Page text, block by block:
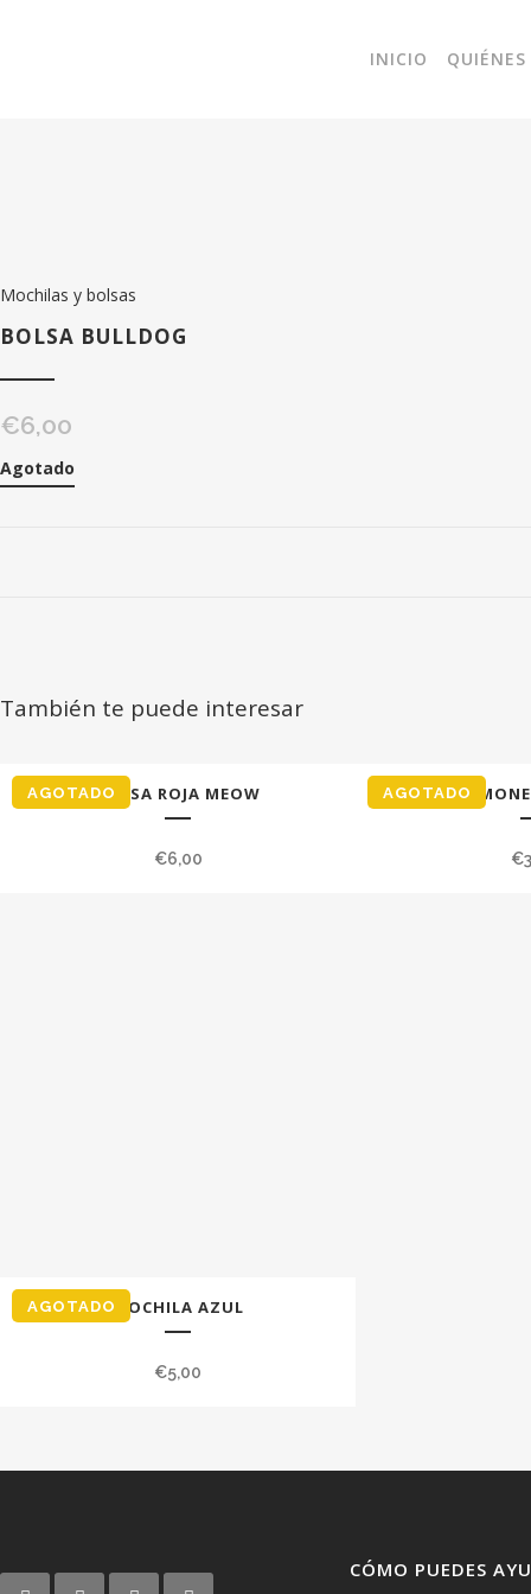
INICIO
Mochilas y bolsas
BOLSA BULLDOG
€6,00
Agotado
También te puede interesar
AGOTADOBOLSA ROJA MEOW
€6,00
AGOTADO
€
AGOTADOMOCHILA AZUL
€5,00
CÓMO PUEDES